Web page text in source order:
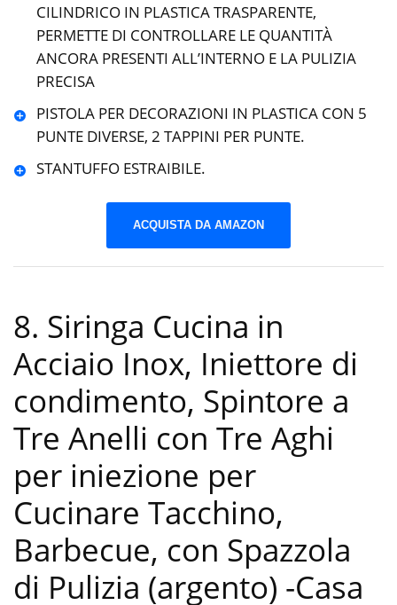
CILINDRICO IN PLASTICA TRASPARENTE,
PERMETTE DI CONTROLLARE LE QUANTITÀ
ANCORA PRESENTI ALL’INTERNO E LA PULIZIA
PRECISA
PISTOLA PER DECORAZIONI IN PLASTICA CON 5
PUNTE DIVERSE, 2 TAPPINI PER PUNTE.
STANTUFFO ESTRAIBILE.
ACQUISTA DA AMAZON
8. Siringa Cucina in
Acciaio Inox, Iniettore di
condimento, Spintore a
Tre Anelli con Tre Aghi
per iniezione per
Cucinare Tacchino,
Barbecue, con Spazzola
di Pulizia (argento) -Casa